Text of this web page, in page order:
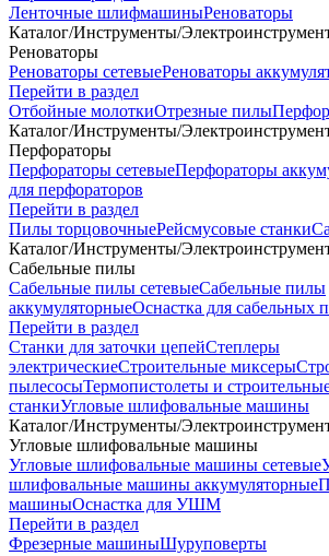
Ленточные шлифмашиныРеноваторы
Каталог/Инструменты/
Реноваторы
Реноваторы сетевыеРеноваторы
Перейти в раздел
Отбойные молоткиОтрезные пилы
Каталог/Инструменты/
Перфораторы
Перфораторы сетевыеПерфораторы
для перфораторов
Перейти в раздел
Пилы торцовочныеРейсмусовые станки
Каталог/Инструменты/
Сабельные пилы
Сабельные пилы сетевыеСабельные пилы
аккумуляторныеОснастка для сабельных
Перейти в раздел
Станки для заточки цепейСтеплеры
электрическиеСтроительные миксеры
пылесосыТермопистолеты и
станкиУгловые шлифовальные машины
Каталог/Инструменты/
Угловые шлифовальные машины
Угловые шлифовальные машины сетевые
шлифовальные машины аккумуляторные
машиныОснастка для УШМ
Перейти в раздел
Фрезерные машиныШуруповерты